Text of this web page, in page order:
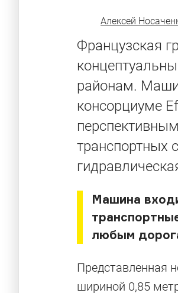
Алексей
Французская
районам.
консорциуме
транспортных
Машина
любым
Представленная
шириной 0,85